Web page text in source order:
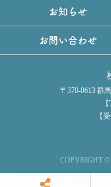
お知らせ
お問い合わせ
〒370-0613 群
【
COPYRIGHT ©